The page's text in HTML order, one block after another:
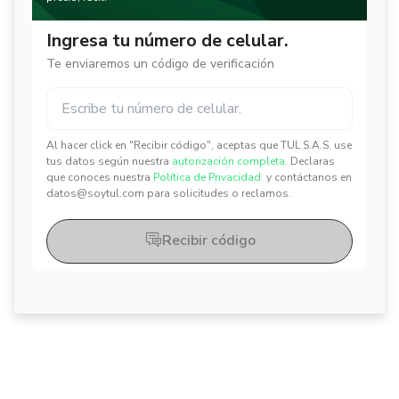
Ingresa tu número de celular.
Te enviaremos un código de verificación
Al hacer click en "Recibir código", aceptas que TUL S.A.S. use
tus datos según nuestra autorización completa. Declaras
que conoces nuestra Política de Privacidad. y contáctanos en
datos@soytul.com para solicitudes o reclamos.
✕
✕
Recibir código